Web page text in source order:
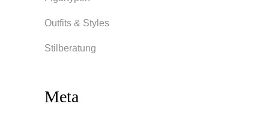
Outfits & Styles
Stilberatung
Meta